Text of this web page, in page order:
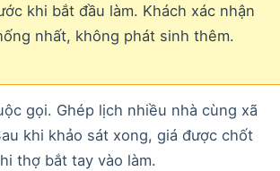
khi bắt đầu làm. Khách xác nhận
nhất, không phát sinh thêm.
gọi. Ghép lịch nhiều nhà cùng xã
khi khảo sát xong, giá được chốt
thợ bắt tay vào làm.